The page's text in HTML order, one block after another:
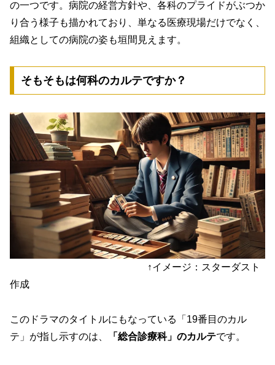
の一つです。病院の経営方針や、各科のプライドがぶつか
り合う様子も描かれており、 単なる医療現場だけでなく、
組織としての病院の姿も垣間見えます。
そもそもは何科のカルテですか？
↑イメージ：スターダスト
作成
このドラマのタイトルにもなっている「19番目のカル
テ」が指し示すのは、
「総合診療科」のカルテです。